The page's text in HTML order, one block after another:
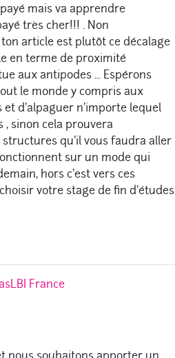
mais va apprendre
très cher!!! . Non
article est plutôt ce décalage
en terme de proximité
aux antipodes ... Espérons
le monde y compris aux
et d'alpaguer n'importe lequel
, sinon cela prouvera
qu'il vous faudra aller
sur un mode qui
hors c'est vers ces
votre stage de fin d'études
France